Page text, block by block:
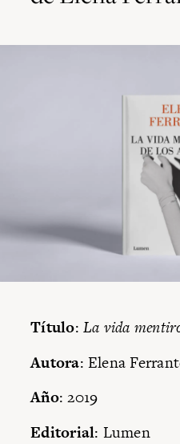
Título: La vida
Autora: Elena
Año: 2019
Editorial: Lumen